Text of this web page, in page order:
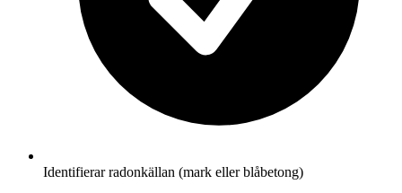
Identifierar radonkällan (mark eller blåbetong)